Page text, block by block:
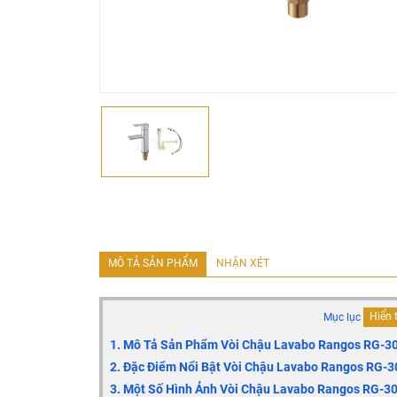
MÔ TẢ SẢN PHẨM NHẬN XÉT
Mục lục Hiển
1. Mô Tả Sản Phẩm Vòi Chậu Lavabo Rangos RG-
2. Đặc Điểm Nổi Bật Vòi Chậu Lavabo Rangos RG-
3. Một Số Hình ẢnhVòi Chậu Lavabo Rangos RG-